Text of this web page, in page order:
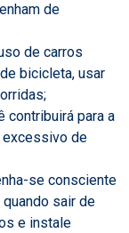
de
de carros
bicicleta, usar
contribuirá para a
excessivo de
se consciente
sair de
e instale